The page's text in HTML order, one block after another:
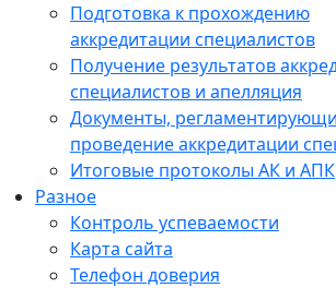
Подготовка к прохождению
аккредитации специалистов
Получение результатов
специалистов и апелляция
Документы,
проведение аккредитации
Итоговые протоколы АК и АПК
Разное
Контроль успеваемости
Карта сайта
Телефон доверия